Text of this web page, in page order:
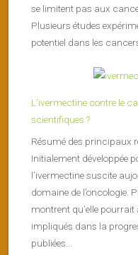
se limitent pas aux
Plusieurs études
potentiel dans les cancers
L’ivermectine contre le
scientifiques ?
Résumé des principaux
Initialement développée
l’ivermectine suscite
domaine de l’oncologie.
montrent qu’elle
impliqués dans la
publiées...